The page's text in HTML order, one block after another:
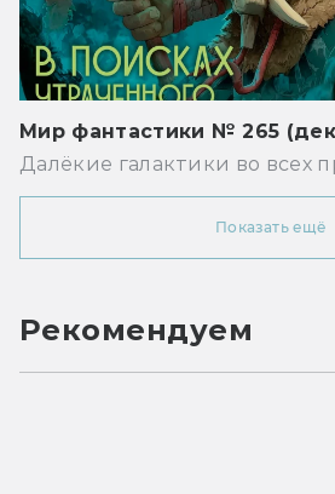
Мир фантастики № 265
Далёкие галактики во всех
Показать ещё
Рекомендуем